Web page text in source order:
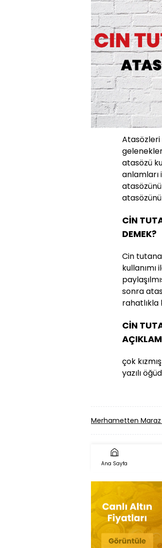
atasözü
anlamları
CİN
DEMEK?
Cin
sonra
rahatlıkla
CİN
çok
yazılı
Merhametten Maraz
Ana Sayfa